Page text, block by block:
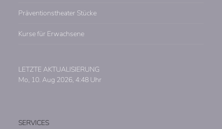
Präventionstheater Stücke
Kurse für Erwachsene
LETZTE AKTUALISIERUNG
Mo, 10. Aug 2026, 4:48 Uhr
SERVICES